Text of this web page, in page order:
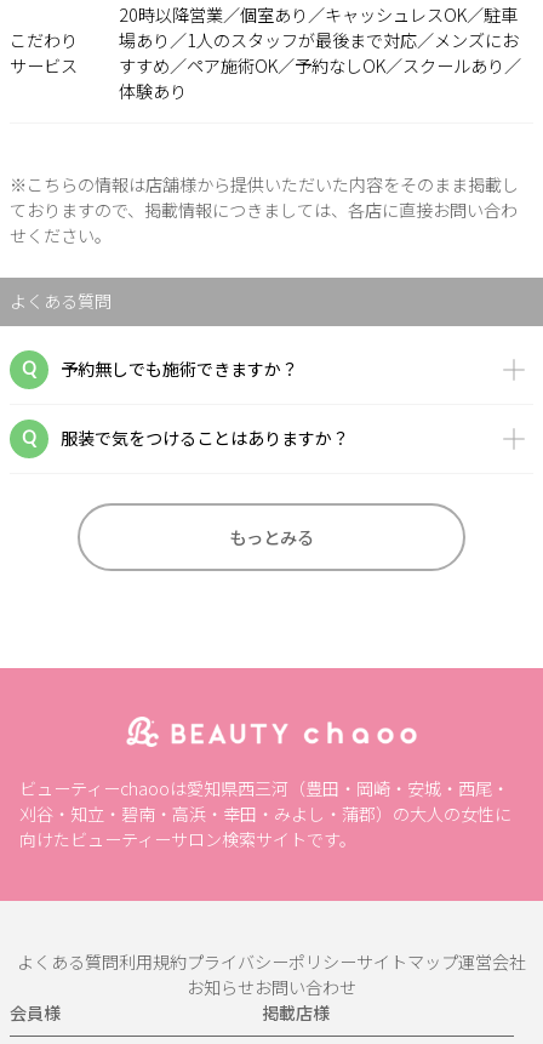
こだわり
サービス
20時以降営業／個室あり／キャッシュレスOK／駐車
場あり／1人のスタッフが最後まで対応／メンズにお
すすめ／ペア施術OK／予約なしOK／スクールあり／
体験あり
※こちらの情報は店舗様から提供いただいた内容をそのまま掲載し
ておりますので、掲載情報につきましては、各店に直接お問い合わ
せください。
よくある質問
予約無しでも施術できますか？
服装で気をつけることはありますか？
もっとみる
ビューティーchaooは愛知県西三河（豊田・岡崎・安城・西尾・
刈谷・知立・碧南・高浜・幸田・みよし・蒲郡）の大人の女性に
向けたビューティーサロン検索サイトです。
よくある質問利用規約プライバシーポリシーサイトマップ運営会社
お知らせお問い合わせ
会員様
掲載店様